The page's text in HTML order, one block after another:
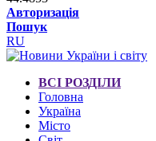
Авторизація
Пошук
RU
ВСІ РОЗДІЛИ
Головна
Україна
Місто